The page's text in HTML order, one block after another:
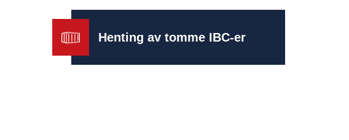
Henting av tomme IBC-er